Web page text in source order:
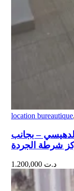
location bureautique,
– بجانب
د.ت